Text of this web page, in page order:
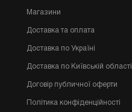
Магазини
Доставка та оплата
Доставка по Україні
Доставка по Київській області
Договір публичної оферти
Політика конфіденційності